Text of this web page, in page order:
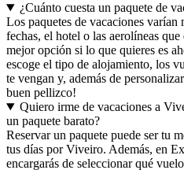
¿Cuánto cuesta un paquete de
Los paquetes de vacaciones varían
fechas, el hotel o las aerolíneas
mejor opción si lo que quieres es
escoge el tipo de alojamiento, los
te vengan y, además de
buen pellizco!
Quiero irme de vacaciones a
un paquete barato?
Reservar un paquete puede ser tu
tus días por Viveiro. Además, en
encargarás de seleccionar qué